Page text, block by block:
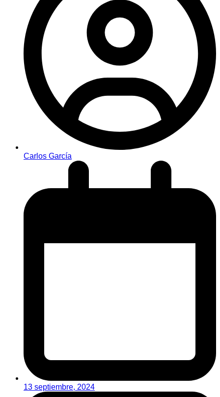
Carlos García
13 septiembre, 2024